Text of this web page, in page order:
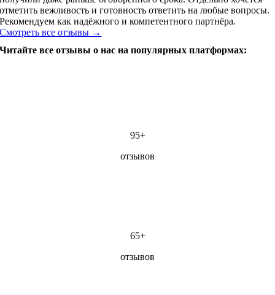
отметить вежливость и готовность ответить на любые вопросы.
Рекомендуем как надёжного и компетентного партнёра.
Смотреть все отзывы →
Читайте все отзывы о нас на популярных платформах:
95+
отзывов
65+
отзывов